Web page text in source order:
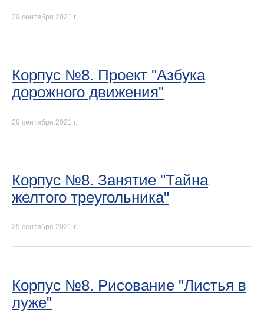
29 сентября 2021 г.
Корпус №8. Проект "Азбука
дорожного движения"
29 сентября 2021 г.
Корпус №8. Занятие "Тайна
желтого треугольника"
29 сентября 2021 г.
Корпус №8. Рисование "Листья в
луже"